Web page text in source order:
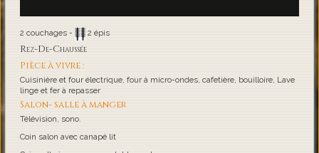
2 couchages - 2 épis
Rez-De-Chaussée
Pièce à vivre :
Cuisinière et four électrique, four à micro-ondes, cafetière, bouilloire, Lave
linge et fer à repasser
Salon- salle à manger
Télévision, sono.
Coin salon avec canapé lit